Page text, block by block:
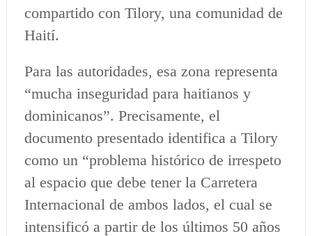
compartido con Tilory, una comunidad de
Haití.
Para las autoridades, esa zona representa
“mucha inseguridad para haitianos y
dominicanos”. Precisamente, el
documento presentado identifica a Tilory
como un “problema histórico de irrespeto
al espacio que debe tener la Carretera
Internacional de ambos lados, el cual se
intensificó a partir de los últimos 50 años